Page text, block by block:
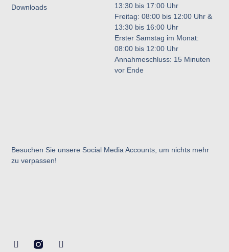
Besuchen Sie unsere Social Media Accounts, um nichts mehr
zu verpassen!
13:30 bis 17:00 Uhr
Freitag: 08:00 bis 12:00 Uhr &
13:30 bis 16:00 Uhr
Erster Samstag im Monat:
08:00 bis 12:00 Uhr
Annahmeschluss: 15 Minuten
vor Ende
Downloads